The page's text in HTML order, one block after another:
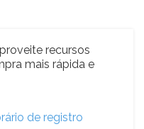
recursos
mais rápida e
de registro